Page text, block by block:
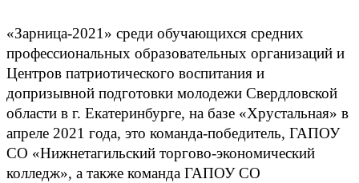
«Зарница-2021» среди обучающихся средних
профессиональных образовательных организаций и
Центров патриотического воспитания и
допризывной подготовки молодежи Свердловской
области в г. Екатеринбурге, на базе «Хрустальная» в
апреле 2021 года, это команда-победитель, ГАПОУ
СО «Нижнетагильский торгово-экономический
колледж», а также команда ГАПОУ СО